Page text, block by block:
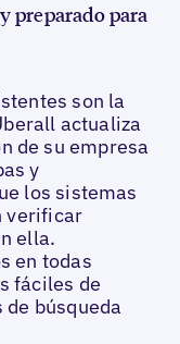
preparado para
son la
actualiza
de su empresa
y
los sistemas
verificar
ella.
en todas
fáciles de
búsqueda